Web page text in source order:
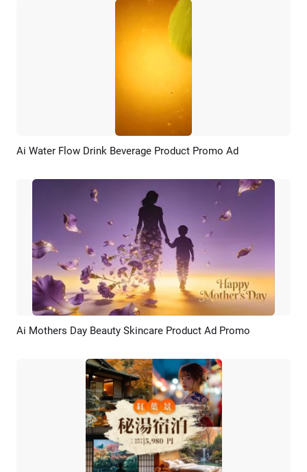
Pratinjau Rekreasi AI
Ai Water Flow Drink Beverage Product Promo Ad
Pratinjau Rekreasi AI
Ai Mothers Day Beauty Skincare Product Ad Promo